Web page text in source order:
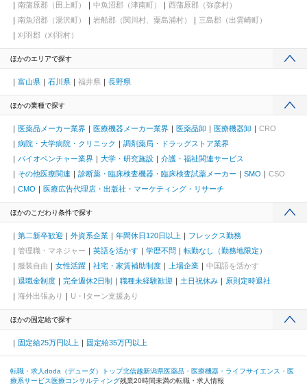
南蒲原郡（田上町）
中魚沼郡（津南町）
西蒲原郡（弥彦村）
南魚沼郡（湯沢町）
岩船郡（関川村、粟島浦村）
三島郡（出雲崎町）
刈羽郡（刈羽村）
ほかのエリアで探す
富山県 石川県 福井県 長野県
ほかの業種で探す
医薬品メーカー業界 医療機器メーカー業界 医薬品卸 医療機器卸
CRO
病院・大学病院・クリニック
調剤薬局・ドラッグストア業界
バイオベンチャー業界
大学・研究施設
介護・福祉関連サービス
その他医療関連
診断薬・臨床検査機器・臨床検査試薬メーカー SMO
CSO
CMO
医療広告代理店・出版社・マーケティング・リサーチ
ほかのこだわり条件で探す
第二新卒歓迎 外資系企業 年間休日120日以上
フレックス勤務
管理職・マネジャー
英語を活かす 学歴不問
転勤なし（勤務地限定）
服装自由
女性活躍 社宅・家賃補助制度 上場企業
中国語を活かす
退職金制度
完全週休2日制 職種未経験歓迎 土日祝休み
原則定時退社
海外出張あり
U・Iターン支援あり
ほかの固定給で探す
固定給25万円以上 固定給35万円以上
転職・求人doda（デューダ）トップ北信越新潟県医薬品・医療機器・ライフサイエンス・医
療系サービス 医療コンサルティング残業20時間未満の転職・求人情報